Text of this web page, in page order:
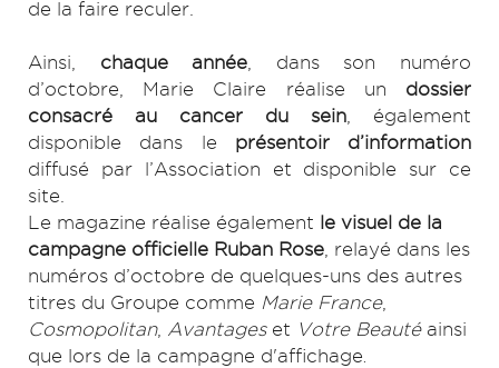
de la faire reculer.
Ainsi, chaque année , dans son numéro
d’octobre, Marie Claire réalise un dossier
consacré au cancer du sein , également
disponible dans le présentoir d’information
diffusé par l’Association et disponible sur ce
site.
Le magazine réalise également le visuel de la
campagne officielle Ruban Rose , relayé dans les
numéros d’octobre de quelques-uns des autres
titres du Groupe comme Marie France,
Cosmopolitan, Avantageset Votre Beautéainsi
que lors de la campagne d'affichage.